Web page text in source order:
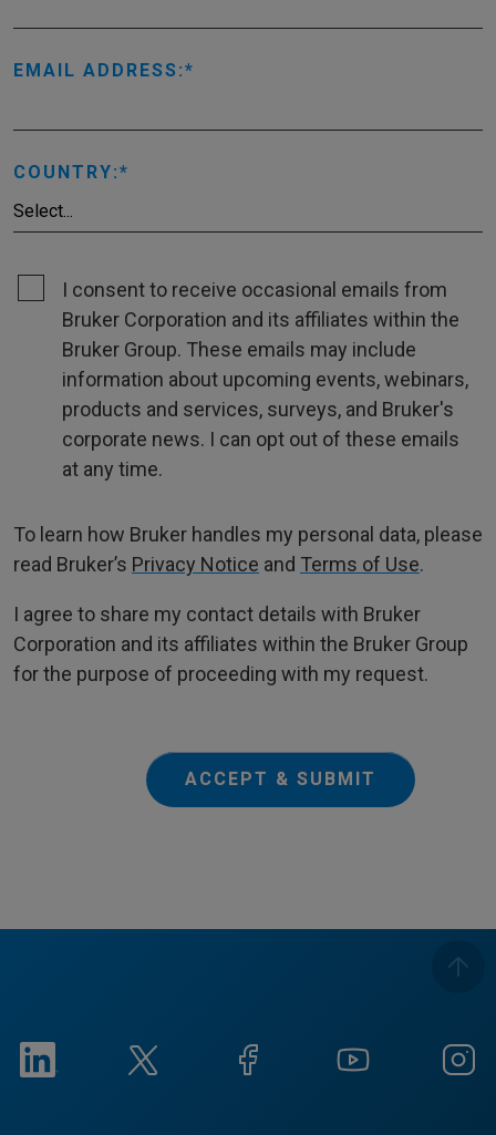
EMAIL ADDRESS:
COUNTRY:
I consent to receive occasional emails from
Bruker Corporation and its affiliates within the
Bruker Group. These emails may include
information about upcoming events, webinars,
products and services, surveys, and Bruker's
corporate news. I can opt out of these emails
at any time.
To learn how Bruker handles my personal data, please
read Bruker’s Privacy Notice and Terms of Use.
I agree to share my contact details with Bruker
Corporation and its affiliates within the Bruker Group
for the purpose of proceeding with my request.
ACCEPT & SUBMIT